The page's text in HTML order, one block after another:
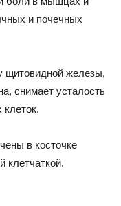
и почечных
щитовидной железы,
снимает усталость
в косточке
клетчаткой.